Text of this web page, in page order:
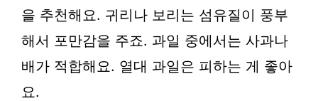
을 추천해요. 귀리나 보리는 섬유질이 풍부
해서 포만감을 주죠. 과일 중에서는 사과나
배가 적합해요. 열대 과일은 피하는 게 좋아
요.